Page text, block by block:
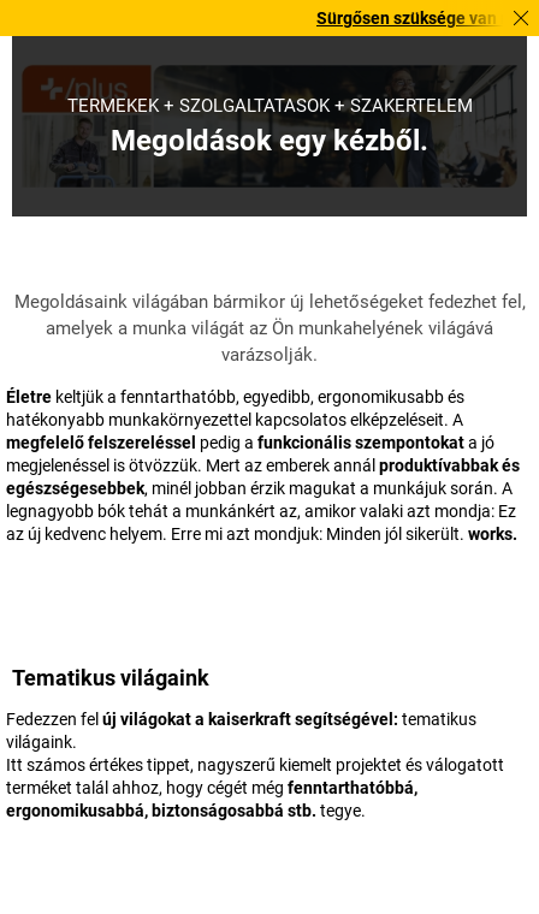
Sürgősen szüksége van rá?
TERMÉKEK + SZOLGÁLTATÁSOK + SZAKÉRTELEM
Megoldások egy kézből.
Megoldásaink világában bármikor új lehetőségeket fedezhet fel,
amelyek a munka világát az Ön munkahelyének világává
varázsolják.
Életre keltjük a fenntarthatóbb, egyedibb, ergonomikusabb és
hatékonyabb munkakörnyezettel kapcsolatos elképzeléseit. A
megfelelő felszereléssel pedig a funkcionális szempontokata jó
megjelenéssel is ötvözzük. Mert az emberek annál produktívabbak és
egészségesebbek, minél jobban érzik magukat a munkájuk során. A
legnagyobb bók tehát a munkánkért az, amikor valaki azt mondja: Ez
az új kedvenc helyem. Erre mi azt mondjuk: Minden jól sikerült. works.
Tematikus világaink
Fedezzen fel új világokat a kaiserkraftsegítségével: tematikus
világaink.
Itt számos értékes tippet, nagyszerű kiemelt projektet és válogatott
terméket talál ahhoz, hogy cégét még fenntarthatóbbá,
ergonomikusabbá, biztonságosabbá stb. tegye.